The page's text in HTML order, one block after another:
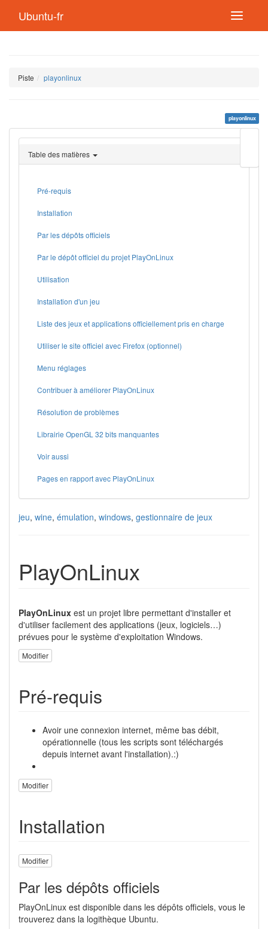
Ubuntu-fr
Piste playonlinux
playonlinux
page
Table des matières
Pré-requis
Installation
Par les dépôts officiels
Par le dépôt officiel du projet PlayOnLinux
Utilisation
Installation d'un jeu
Liste des jeux et applications officiellement pris en charge
Utiliser le site officiel avec Firefox (optionnel)
Menu réglages
Contribuer à améliorer PlayOnLinux
Résolution de problèmes
Librairie OpenGL 32 bits manquantes
Voir aussi
Pages en rapport avec PlayOnLinux
jeu, wine, émulation, windows, gestionnaire de jeux
PlayOnLinux
PlayOnLinux est un projet libre permettant d'installer et
d'utiliser facilement des applications (jeux, logiciels…)
prévues pour le système d'exploitation Windows.
Modifier
Pré-requis
Avoir une connexion internet, même bas débit,
opérationnelle (tous les scripts sont téléchargés
depuis internet avant l'installation).:)
Modifier
Installation
Modifier
Par les dépôts officiels
PlayOnLinux est disponible dans les dépôts officiels, vous le
trouverez dans la logithèque Ubuntu.